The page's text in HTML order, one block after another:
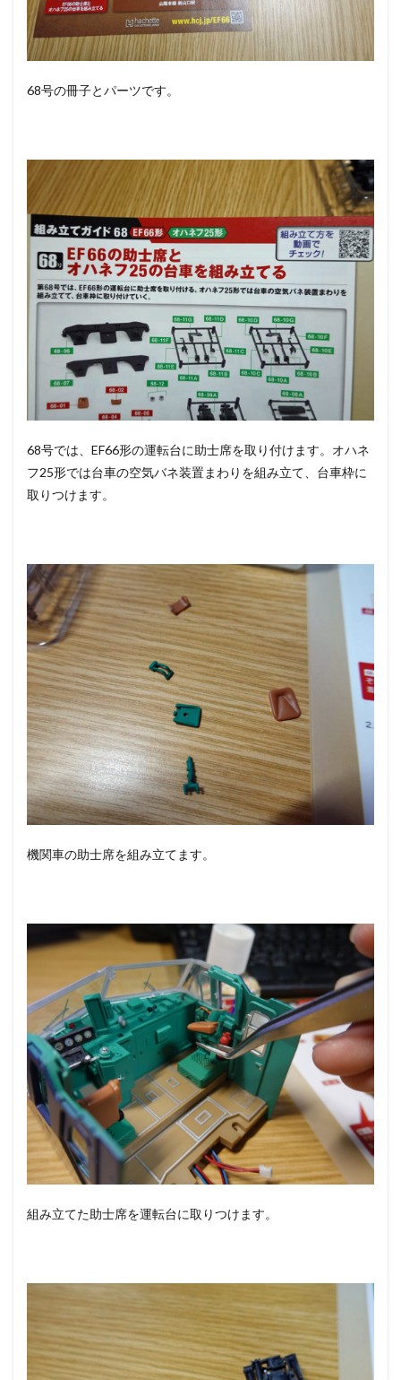
68号の冊子とパーツです。
68号では、EF66形の運転台に助士席を取り付けます。オハネ
フ25形では台車の空気バネ装置まわりを組み立て、台車枠に
取りつけます。
機関車の助士席を組み立てます。
組み立てた助士席を運転台に取りつけます。